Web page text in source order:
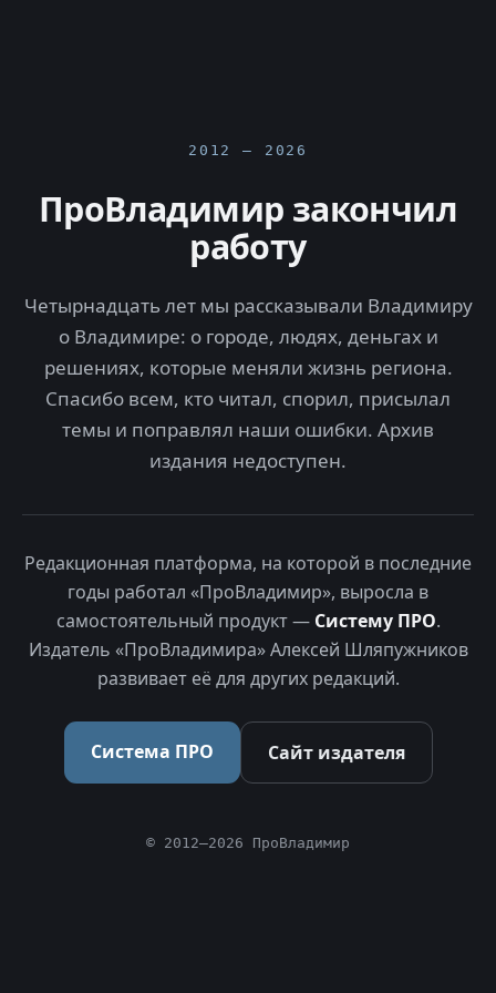
2012 — 2026
ПроВладимир закончил
работу
Четырнадцать лет мы рассказывали Владимиру
о Владимире: о городе, людях, деньгах и
решениях, которые меняли жизнь региона.
Спасибо всем, кто читал, спорил, присылал
темы и поправлял наши ошибки. Архив
издания недоступен.
Редакционная платформа, на которой в последние
годы работал «ПроВладимир», выросла в
самостоятельный продукт — Систему ПРО.
Издатель «ПроВладимира» Алексей Шляпужников
развивает её для других редакций.
Система ПРО Сайт издателя
© 2012–2026 ПроВладимир